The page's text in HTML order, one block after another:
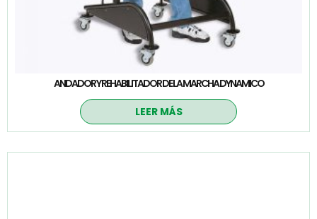
ANDADOR Y REHABILITADOR DE LA MARCHA DYNAMICO
LEER MÁS